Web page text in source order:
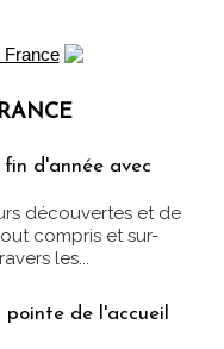
d'année avec
découvertes et de
compris et sur-
les...
de l'accueil